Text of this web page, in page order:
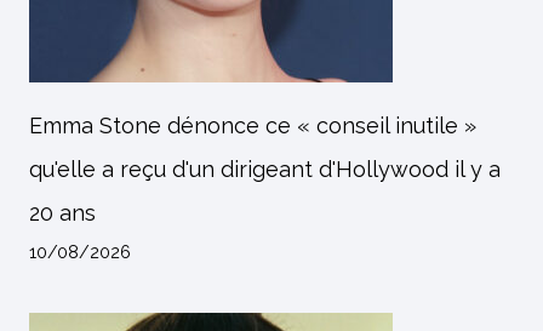
Emma Stone dénonce ce « conseil inutile »
qu'elle a reçu d'un dirigeant d'Hollywood il y a
20 ans
10/08/2026